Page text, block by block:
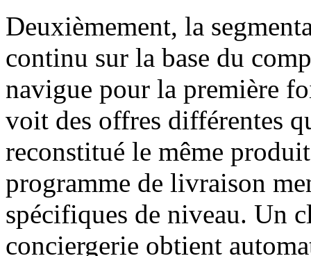
Deuxièmement, la
continu sur la base du
navigue pour la première
voit des offres différentes
reconstitué le même
programme de livraison
spécifiques de niveau. Un
conciergerie obtient